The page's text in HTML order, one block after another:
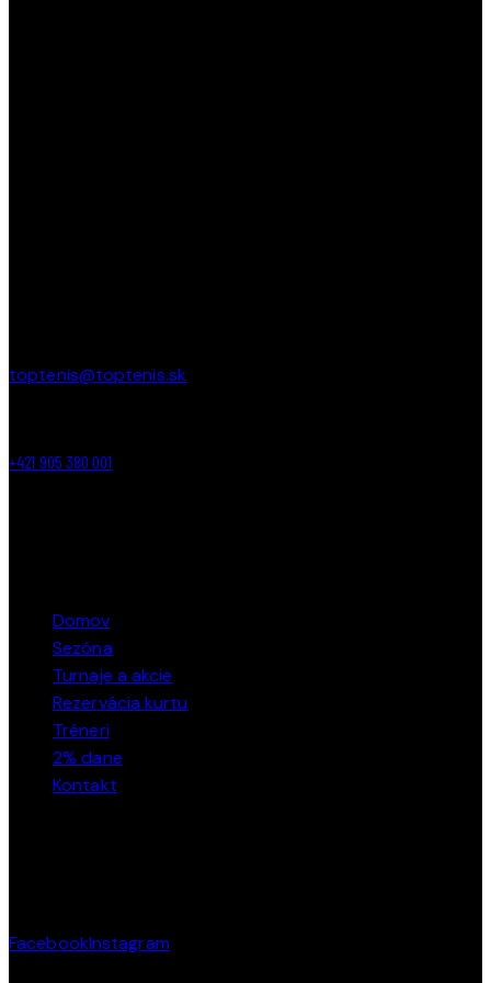
toptenis@toptenis.sk
+421 905 380 001
Domov
Sezóna
Turnaje a akcie
Rezervácia kurtu
Tréneri
2% dane
Kontakt
FacebookInstagram